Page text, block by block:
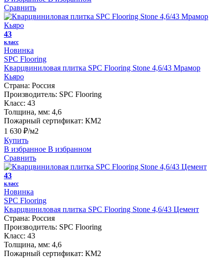
Сравнить
43
класс
Новинка
SPC Flooring
Кварцвиниловая плитка SPC Flooring Stone 4,6/43 Мрамор
Кьяро
Страна: Россия
Производитель: SPC Flooring
Класс: 43
Толщина, мм: 4,6
Пожарный сертификат: КМ2
1 630 ₽/м2
Купить
В избранное В избранном
Сравнить
43
класс
Новинка
SPC Flooring
Кварцвиниловая плитка SPC Flooring Stone 4,6/43 Цемент
Страна: Россия
Производитель: SPC Flooring
Класс: 43
Толщина, мм: 4,6
Пожарный сертификат: КМ2